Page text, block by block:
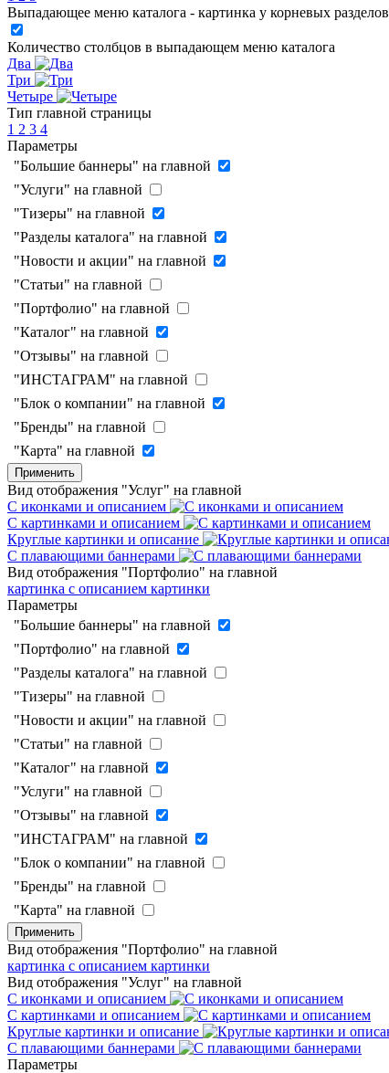
Выпадающее меню каталога - картинка у корневых разделов
Количество столбцов в выпадающем меню каталога
Два
Три
Четыре
Тип главной страницы
1 2 3 4
Параметры
"Большие баннеры" на главной
"Услуги" на главной
"Тизеры" на главной
"Разделы каталога" на главной
"Новости и акции" на главной
"Статьи" на главной
"Портфолио" на главной
"Каталог" на главной
"Отзывы" на главной
"ИНСТАГРАМ" на главной
"Блок о компании" на главной
"Бренды" на главной
"Карта" на главной
Применить
Вид отображения "Услуг" на главной
С иконками и описанием
С картинками и описанием
Круглые картинки и описание
С плавающими баннерами
Вид отображения "Портфолио" на главной
картинка с описанием картинки
Параметры
"Большие баннеры" на главной
"Портфолио" на главной
"Разделы каталога" на главной
"Тизеры" на главной
"Новости и акции" на главной
"Статьи" на главной
"Каталог" на главной
"Услуги" на главной
"Отзывы" на главной
"ИНСТАГРАМ" на главной
"Блок о компании" на главной
"Бренды" на главной
"Карта" на главной
Применить
Вид отображения "Портфолио" на главной
картинка с описанием картинки
Вид отображения "Услуг" на главной
С иконками и описанием
С картинками и описанием
Круглые картинки и описание
С плавающими баннерами
Параметры